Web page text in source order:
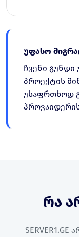
უფასო
ჩვენი
პროექტის
უსაფრთხოდ
რა